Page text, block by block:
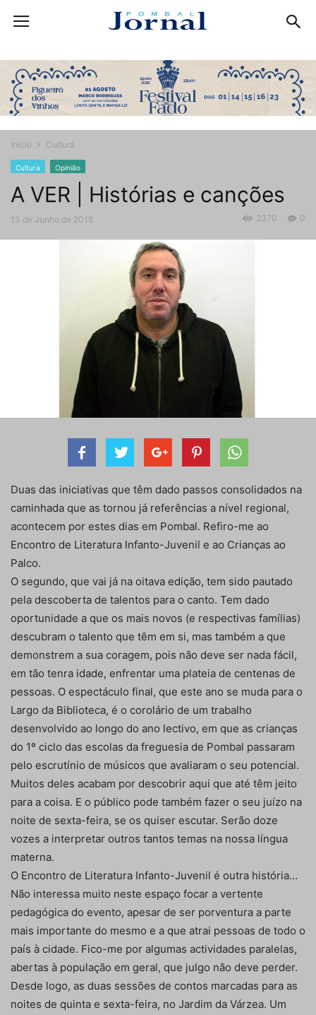
Início Cultura
Cultura Opinião
A VER | Histórias e canções
13 de Junho de 2018 0
2370
Duas das iniciativas que têm dado passos consolidados na
caminhada que as tornou já referências a nível regional,
acontecem por estes dias em Pombal. Refiro-me ao
Encontro de Literatura Infanto-Juvenil e ao Crianças ao
Palco.
O segundo, que vai já na oitava edição, tem sido pautado
pela descoberta de talentos para o canto. Tem dado
oportunidade a que os mais novos (e respectivas famílias)
descubram o talento que têm em si, mas também a que
demonstrem a sua coragem, pois não deve ser nada fácil,
em tão tenra idade, enfrentar uma plateia de centenas de
pessoas. O espectáculo final, que este ano se muda para o
Largo da Biblioteca, é o corolário de um trabalho
desenvolvido ao longo do ano lectivo, em que as crianças
do 1º ciclo das escolas da freguesia de Pombal passaram
pelo escrutínio de músicos que avaliaram o seu potencial.
Muitos deles acabam por descobrir aqui que até têm jeito
para a coisa. E o público pode também fazer o seu juízo na
noite de sexta-feira, se os quiser escutar. Serão doze
vozes a interpretar outros tantos temas na nossa língua
materna.
O Encontro de Literatura Infanto-Juvenil é outra história…
Não interessa muito neste espaço focar a vertente
pedagógica do evento, apesar de ser porventura a parte
mais importante do mesmo e a que atrai pessoas de todo o
país à cidade. Fico-me por algumas actividades paralelas,
abertas à população em geral, que julgo não deve perder.
Desde logo, as duas sessões de contos marcadas para as
noites de quinta e sexta-feira, no Jardim da Várzea. Um